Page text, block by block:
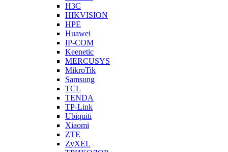
H3C
HIKVISION
HPE
Huawei
IP-COM
Keenetic
MERCUSYS
MikroTik
Samsung
TCL
TENDA
TP-Link
Ubiquiti
Xiaomi
ZTE
ZyXEL